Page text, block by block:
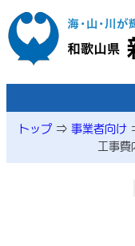
本文へ移動
トップ ⇒ 事業者向け
工事